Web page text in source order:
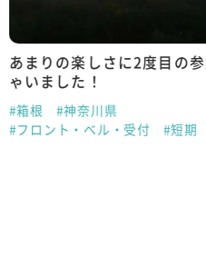
あまりの楽しさに2度目の
ゃいました！
#箱根
#神奈川県
#フロント・ベル・受付
#短期